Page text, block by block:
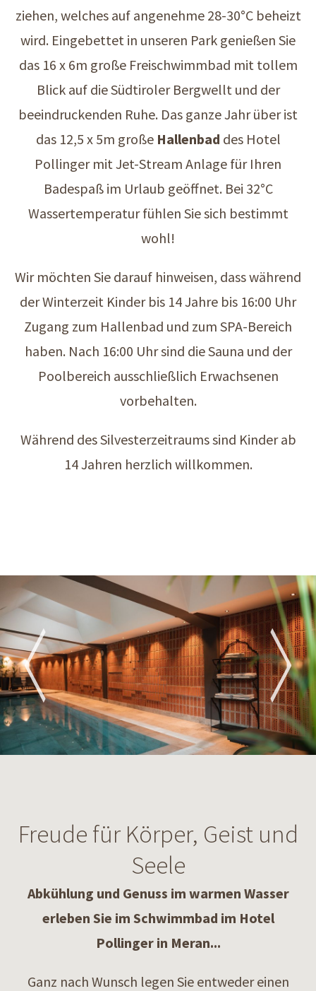
ziehen, welches auf angenehme 28-30°C beheizt
wird. Eingebettet in unseren Park genießen Sie
das 16 x 6m große Freischwimmbad mit tollem
Blick auf die Südtiroler Bergwellt und der
beeindruckenden Ruhe. Das ganze Jahr über ist
das 12,5 x 5m große Hallenbad des Hotel
Pollinger mit Jet-Stream Anlage für Ihren
Badespaß im Urlaub geöffnet. Bei 32°C
Wassertemperatur fühlen Sie sich bestimmt
wohl!
Wir möchten Sie darauf hinweisen, dass während
der Winterzeit Kinder bis 14 Jahre bis 16:00 Uhr
Zugang zum Hallenbad und zum SPA-Bereich
haben. Nach 16:00 Uhr sind die Sauna und der
Poolbereich ausschließlich Erwachsenen
vorbehalten.
Während des Silvesterzeitraums sind Kinder ab
14 Jahren herzlich willkommen.
Freude für Körper, Geist und
Seele
Abkühlung und Genuss im warmen Wasser
erleben Sie im Schwimmbad im Hotel
Pollinger in Meran...
Ganz nach Wunsch legen Sie entweder einen